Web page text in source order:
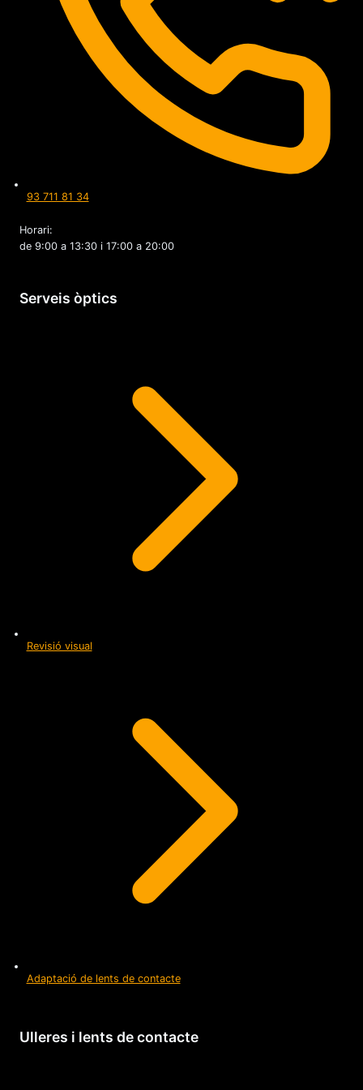
93 711 81 34
Horari:
de 9:00 a 13:30 i 17:00 a 20:00
Serveis òptics
Revisió visual
Adaptació de lents de contacte
Ulleres i lents de contacte